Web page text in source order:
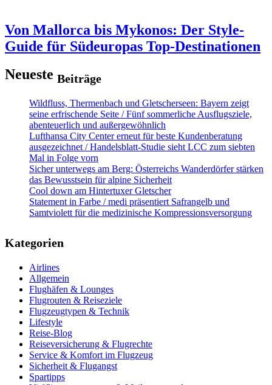
Von Mallorca bis Mykonos: Der Style-
Guide für Südeuropas Top-Destinationen
Neueste Beiträge
Wildfluss, Thermenbach und Gletscherseen: Bayern zeigt
seine erfrischende Seite / Fünf sommerliche Ausflugsziele,
abenteuerlich und außergewöhnlich
Lufthansa City Center erneut für beste Kundenberatung
ausgezeichnet / Handelsblatt-Studie sieht LCC zum siebten
Mal in Folge vorn
Sicher unterwegs am Berg: Österreichs Wanderdörfer stärken
das Bewusstsein für alpine Sicherheit
Cool down am Hintertuxer Gletscher
Statement in Farbe / medi präsentiert Safrangelb und
Samtviolett für die medizinische Kompressionsversorgung
Kategorien
Airlines
Allgemein
Flughäfen & Lounges
Flugrouten & Reiseziele
Flugzeugtypen & Technik
Lifestyle
Reise-Blog
Reiseversicherung & Flugrechte
Service & Komfort im Flugzeug
Sicherheit & Flugangst
Spartipps